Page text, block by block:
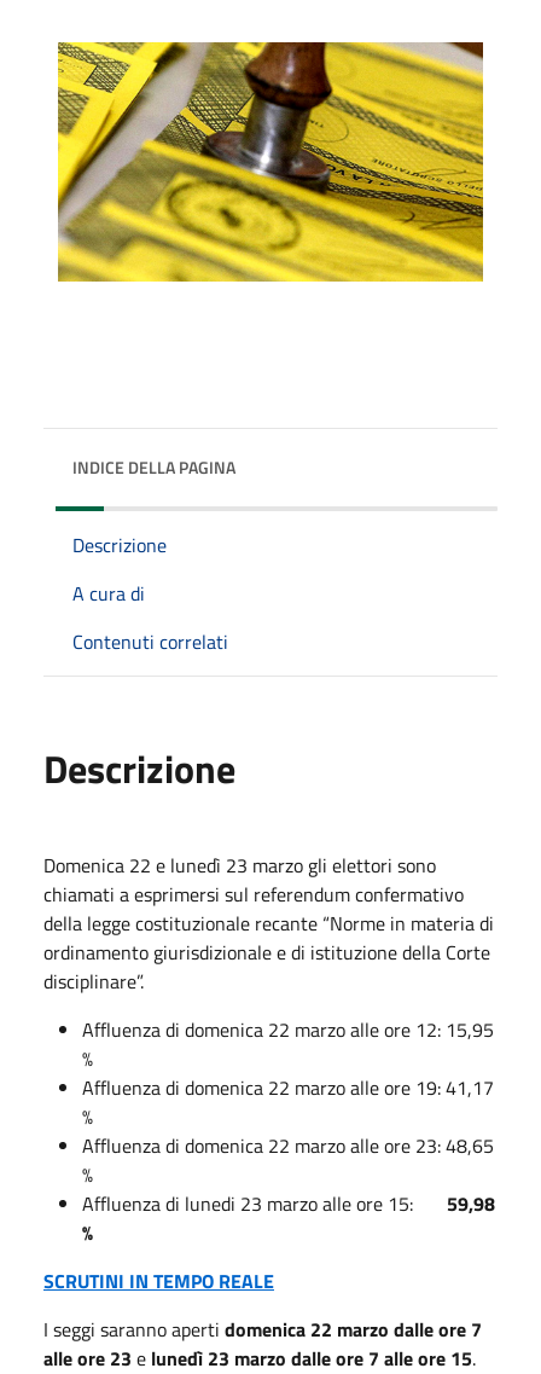
INDICE DELLA PAGINA
Descrizione
A cura di
Contenuti correlati
Descrizione
Domenica 22 e lunedì 23 marzo gli elettori sono
chiamati a esprimersi sul referendum confermativo
della legge costituzionale recante “Norme in materia di
ordinamento giurisdizionale e di istituzione della Corte
disciplinare”.
Affluenza di domenica 22 marzo alle ore 12: 15,95
%
Affluenza di domenica 22 marzo alle ore 19: 41,17
%
Affluenza di domenica 22 marzo alle ore 23: 48,65
%
Affluenza di lunedi 23 marzo alle ore 15: 59,98
%
SCRUTINI IN TEMPO REALE
I seggi saranno aperti domenica 22 marzo dalle ore 7
alle ore 23 e lunedì 23 marzo dalle ore 7 alle ore 15.